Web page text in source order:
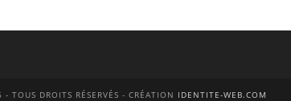
TOUS DROITS RÉSERVÉS - CRÉATION IDENTITE-WEB.COM